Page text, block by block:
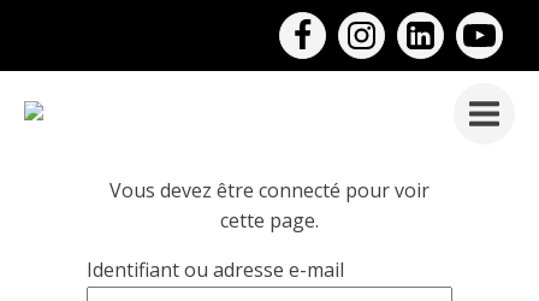
Vous devez être connecté pour voir
cette page.
Identifiant ou adresse e-mail